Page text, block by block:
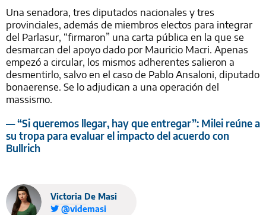
Una senadora, tres diputados nacionales y tres
provinciales, además de miembros electos para integrar
del Parlasur, “firmaron” una carta pública en la que se
desmarcan del apoyo dado por Mauricio Macri. Apenas
empezó a circular, los mismos adherentes salieron a
desmentirlo, salvo en el caso de Pablo Ansaloni, diputado
bonaerense. Se lo adjudican a una operación del
massismo.
— “Si queremos llegar, hay que entregar”: Milei reúne a
su tropa para evaluar el impacto del acuerdo con
Bullrich
Victoria De Masi
@videmasi